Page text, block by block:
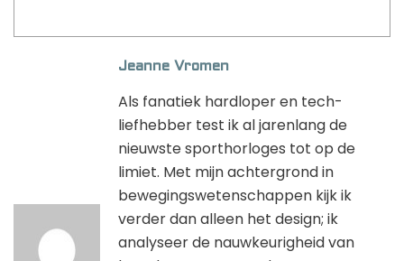
Jeanne Vromen
Als fanatiek hardloper en tech-
liefhebber test ik al jarenlang de
nieuwste sporthorloges tot op de
limiet. Met mijn achtergrond in
bewegingswetenschappen kijk ik
verder dan alleen het design; ik
analyseer de nauwkeurigheid van